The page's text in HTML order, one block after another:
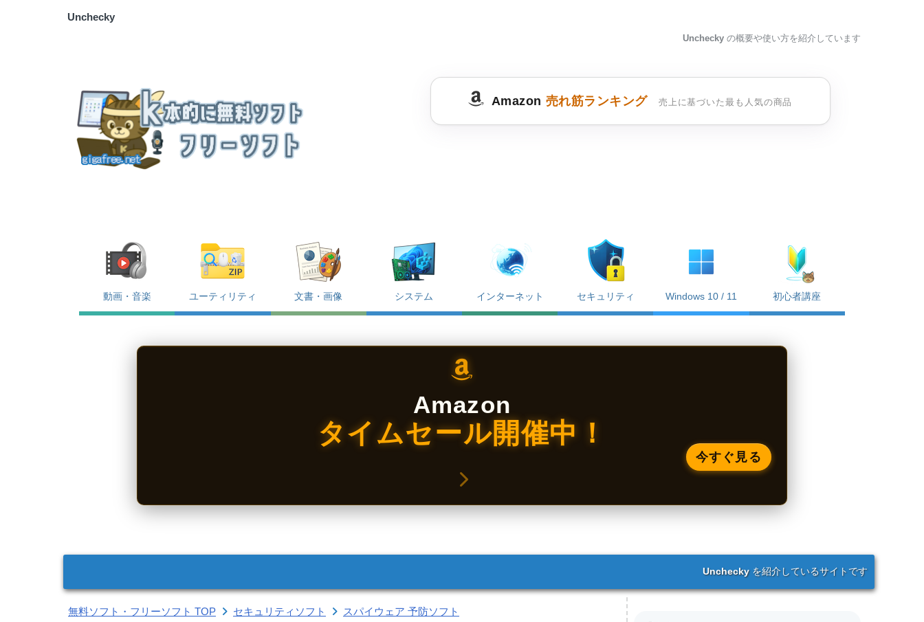
Unchecky
Unchecky の概要や使い方を紹介しています
Amazon 売れ筋ランキング 売上に基づいた最も人気の商品
動画・音楽 ユーティリティ 文書・画像 システム インターネット セキュリティ Windows 10 / 11 初心者講座
Amazon
タイムセール開催中！
今すぐ見る
Uncheckyを紹介しているサイトです
無料ソフト・フリーソフト TOP セキュリティソフト スパイウェア 予防ソフト